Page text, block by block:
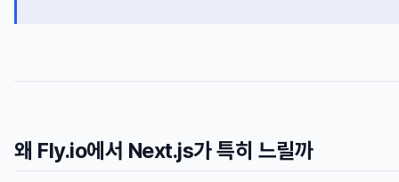
왜 Fly.io에서 Next.js가 특히 느릴까